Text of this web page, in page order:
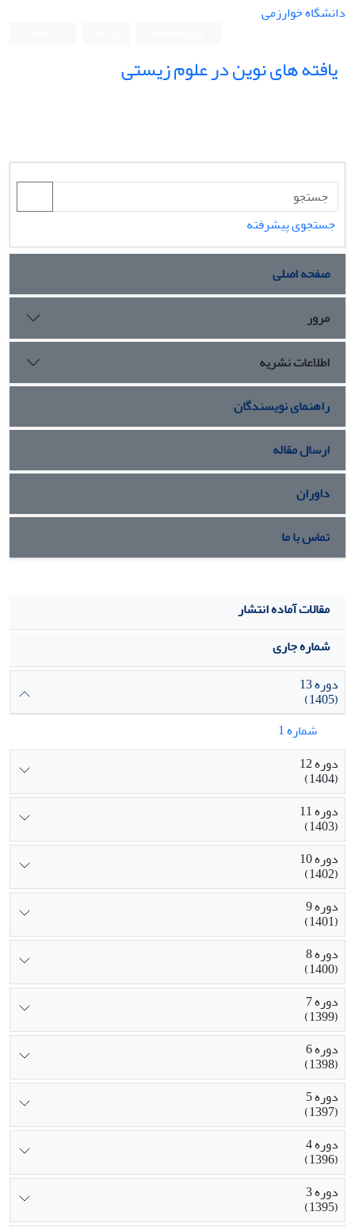
دانشگاه خوارزمی
یافته های نوین در علوم زیستی
جستجوی پیشرفته
صفحه اصلی
مرور
اطلاعات نشریه
راهنمای نویسندگان
ارسال مقاله
داوران
تماس با ما
مقالات آماده انتشار
شماره جاری
دوره 13
(1405)
شماره 1
دوره 12
(1404)
دوره 11
(1403)
دوره 10
(1402)
دوره 9
(1401)
دوره 8
(1400)
دوره 7
(1399)
دوره 6
(1398)
دوره 5
(1397)
دوره 4
(1396)
دوره 3
(1395)